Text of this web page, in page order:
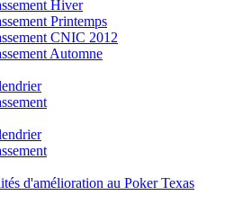
Hiver
Printemps
CNIC 2012
Automne
d'amélioration au Poker Texas